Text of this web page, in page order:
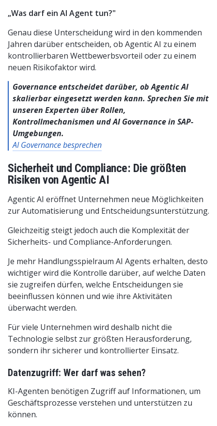
„Was darf ein AI Agent tun?"
Genau diese Unterscheidung wird in den kommenden
Jahren darüber entscheiden, ob Agentic AI zu einem
kontrollierbaren Wettbewerbsvorteil oder zu einem
neuen Risikofaktor wird.
Governance entscheidet darüber, ob Agentic AI
skalierbar eingesetzt werden kann. Sprechen Sie mit
unseren Experten über Rollen,
Kontrollmechanismen und AI Governance in SAP-
Umgebungen.
AI Governance besprechen
Sicherheit und Compliance: Die größten
Risiken von Agentic AI
Agentic AI eröffnet Unternehmen neue Möglichkeiten
zur Automatisierung und Entscheidungsunterstützung.
Gleichzeitig steigt jedoch auch die Komplexität der
Sicherheits- und Compliance-Anforderungen.
Je mehr Handlungsspielraum AI Agents erhalten, desto
wichtiger wird die Kontrolle darüber, auf welche Daten
sie zugreifen dürfen, welche Entscheidungen sie
beeinflussen können und wie ihre Aktivitäten
überwacht werden.
Für viele Unternehmen wird deshalb nicht die
Technologie selbst zur größten Herausforderung,
sondern ihr sicherer und kontrollierter Einsatz.
Datenzugriff: Wer darf was sehen?
KI-Agenten benötigen Zugriff auf Informationen, um
Geschäftsprozesse verstehen und unterstützen zu
können.